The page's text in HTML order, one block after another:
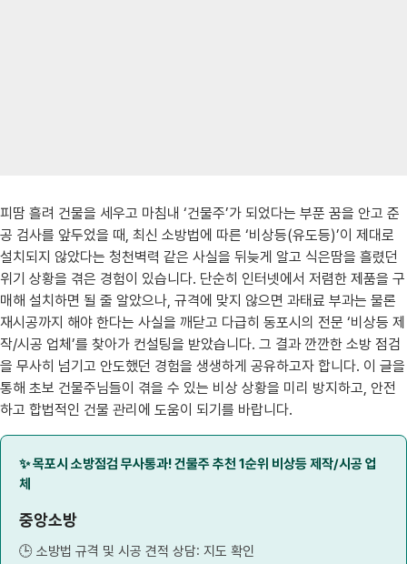
피땀 흘려 건물을 세우고 마침내 ‘건물주’가 되었다는 부푼 꿈을 안고 준
공 검사를 앞두었을 때, 최신 소방법에 따른 ‘비상등(유도등)’이 제대로
설치되지 않았다는 청천벽력 같은 사실을 뒤늦게 알고 식은땀을 흘렸던
위기 상황을 겪은 경험이 있습니다. 단순히 인터넷에서 저렴한 제품을 구
매해 설치하면 될 줄 알았으나, 규격에 맞지 않으면 과태료 부과는 물론
재시공까지 해야 한다는 사실을 깨닫고 다급히 동포시의 전문 ‘비상등 제
작/시공 업체’를 찾아가 컨설팅을 받았습니다. 그 결과 깐깐한 소방 점검
을 무사히 넘기고 안도했던 경험을 생생하게 공유하고자 합니다. 이 글을
통해 초보 건물주님들이 겪을 수 있는 비상 상황을 미리 방지하고, 안전
하고 합법적인 건물 관리에 도움이 되기를 바랍니다.
✨ 목포시 소방점검 무사통과! 건물주 추천 1순위 비상등 제작/시공 업
체
중앙소방
🕒 소방법 규격 및 시공 견적 상담: 지도 확인